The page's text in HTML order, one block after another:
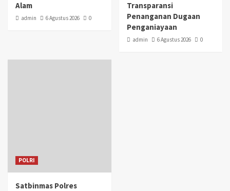
Alam
admin 6 Agustus 2026 0
Transparansi
Penanganan Dugaan
Penganiayaan
admin 6 Agustus 2026 0
POLRI
Satbinmas Polres